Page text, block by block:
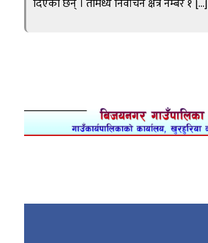
दिएका छन् । तीमध्ये निर्वाचन क्षेत्र नम्बर १ […]